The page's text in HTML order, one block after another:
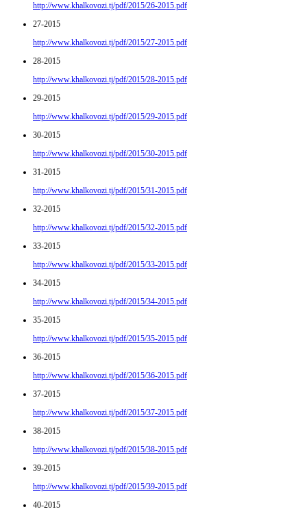
http://www.khalkovozi.tj/pdf/2015/26-2015.pdf
27-2015
http://www.khalkovozi.tj/pdf/2015/27-2015.pdf
28-2015
http://www.khalkovozi.tj/pdf/2015/28-2015.pdf
29-2015
http://www.khalkovozi.tj/pdf/2015/29-2015.pdf
30-2015
http://www.khalkovozi.tj/pdf/2015/30-2015.pdf
31-2015
http://www.khalkovozi.tj/pdf/2015/31-2015.pdf
32-2015
http://www.khalkovozi.tj/pdf/2015/32-2015.pdf
33-2015
http://www.khalkovozi.tj/pdf/2015/33-2015.pdf
34-2015
http://www.khalkovozi.tj/pdf/2015/34-2015.pdf
35-2015
http://www.khalkovozi.tj/pdf/2015/35-2015.pdf
36-2015
http://www.khalkovozi.tj/pdf/2015/36-2015.pdf
37-2015
http://www.khalkovozi.tj/pdf/2015/37-2015.pdf
38-2015
http://www.khalkovozi.tj/pdf/2015/38-2015.pdf
39-2015
http://www.khalkovozi.tj/pdf/2015/39-2015.pdf
40-2015